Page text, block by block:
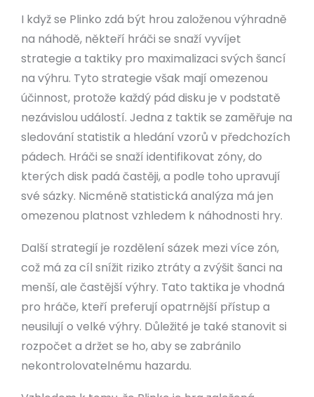
I když se Plinko zdá být hrou založenou výhradně
na náhodě, někteří hráči se snaží vyvíjet
strategie a taktiky pro maximalizaci svých šancí
na výhru. Tyto strategie však mají omezenou
účinnost, protože každý pád disku je v podstatě
nezávislou událostí. Jedna z taktik se zaměřuje na
sledování statistik a hledání vzorů v předchozích
pádech. Hráči se snaží identifikovat zóny, do
kterých disk padá častěji, a podle toho upravují
své sázky. Nicméně statistická analýza má jen
omezenou platnost vzhledem k náhodnosti hry.
Další strategií je rozdělení sázek mezi více zón,
což má za cíl snížit riziko ztráty a zvýšit šanci na
menší, ale častější výhry. Tato taktika je vhodná
pro hráče, kteří preferují opatrnější přístup a
neusilují o velké výhry. Důležité je také stanovit si
rozpočet a držet se ho, aby se zabránilo
nekontrolovatelnému hazardu.